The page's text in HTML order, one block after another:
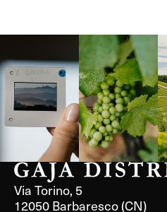
Langa, 1977 Borgogna,
Francia
Via Torino, 5
12050 Barbaresco (CN)